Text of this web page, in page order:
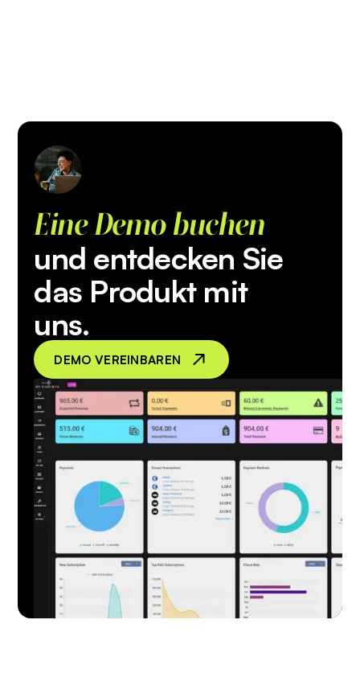
Eine Demo buchen
und entdecken Sie
das Produkt mit
uns.
DEMO VEREINBAREN